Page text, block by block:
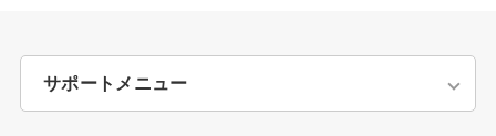
サポートメニュー